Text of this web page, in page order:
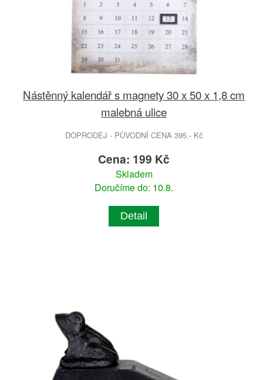
Nástěnný kalendář s magnety 30 x 50 x 1,8 cm
malebná ulice
DOPRODEJ - PŮVODNÍ CENA 395.- Kč
Cena: 199 Kč
Skladem
Doručíme do: 10.8.
Detail